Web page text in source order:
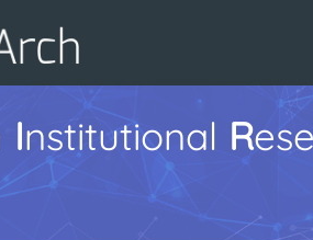
Institutional R